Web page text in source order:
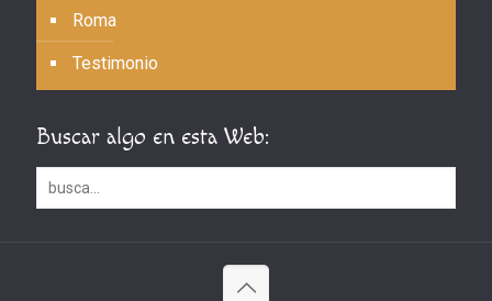
Roma
Testimonio
Buscar algo en esta Web: